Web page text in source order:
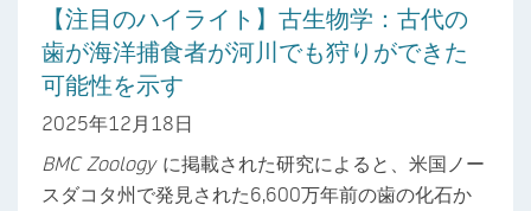
【注目のハイライト】古生物学：古代の
歯が海洋捕食者が河川でも狩りができた
可能性を示す
2025年12月18日
BMC Zoology に掲載された研究によると、米国ノー
スダコタ州で発見された6,600万年前の歯の化石か